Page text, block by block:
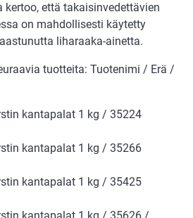
kertoo, että takaisinvedettävien
on mahdollisesti käytetty
liharaaka-ainetta.
tuotteita: Tuotenimi / Erä /
kantapalat 1 kg / 35224
kantapalat 1 kg / 35266
kantapalat 1 kg / 35425